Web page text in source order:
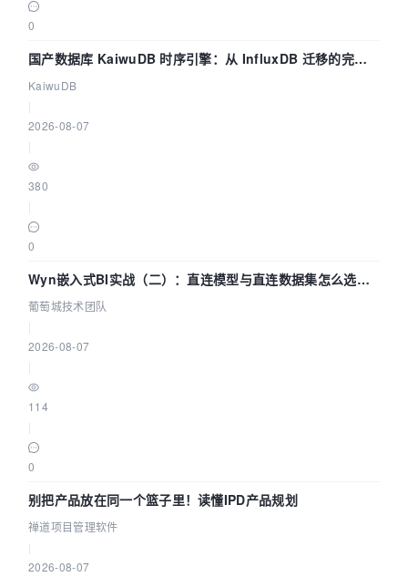
0
国产数据库 KaiwuDB 时序引擎：从 InfluxDB 迁移的完整
技术路径
KaiwuDB
2026-08-07
380
0
Wyn嵌入式BI实战（二）：直连模型与直连数据集怎么选，
参数为什么不生效？| 葡萄城技术团队
葡萄城技术团队
2026-08-07
114
0
别把产品放在同一个篮子里！读懂IPD产品规划
禅道项目管理软件
2026-08-07